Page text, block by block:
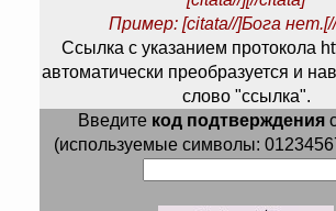
Пример: [citata//]Бога
Ссылка с указанием протокола
автоматически преобразуется и
слово "ссылка".
Введите код подтверждения
(используемые символы: